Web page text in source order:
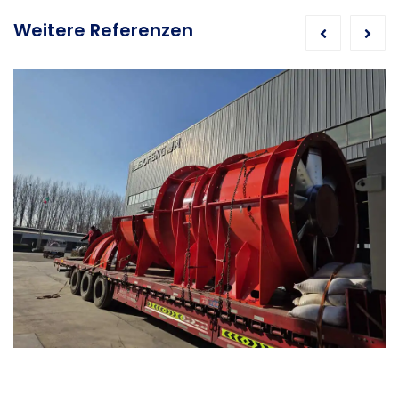
Weitere Referenzen